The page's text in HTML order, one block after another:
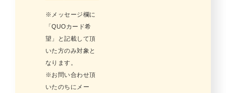
※メッセージ欄に
「QUOカード希
望」と記載して頂
いた方のみ対象と
なります。
※お問い合わせ頂
いたのちにメー